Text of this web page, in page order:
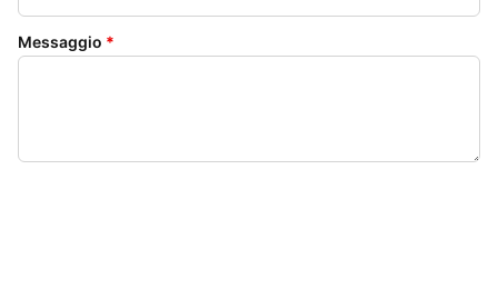
Messaggio *